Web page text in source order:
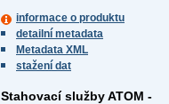
informace o produktu
detailní metadata
Metadata XML
stažení dat
Stahovací služby ATOM -